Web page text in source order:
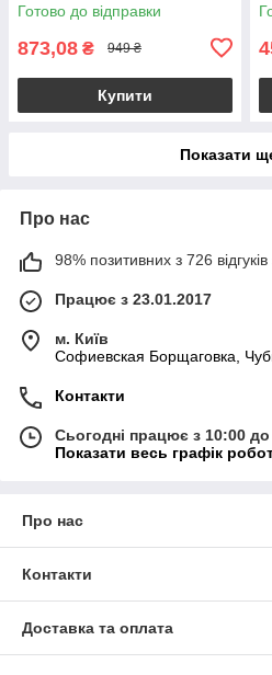
Готово до відправки
873,08 ₴ 949 ₴
Купити
Показати
Про нас
98% позитивних з 726 відгуків
Працює з 23.01.2017
м. Київ
Софиевская Борщаговка,
Контакти
Сьогодні працює з 10:00
Показати весь графік
Про нас
Контакти
Доставка та оплата